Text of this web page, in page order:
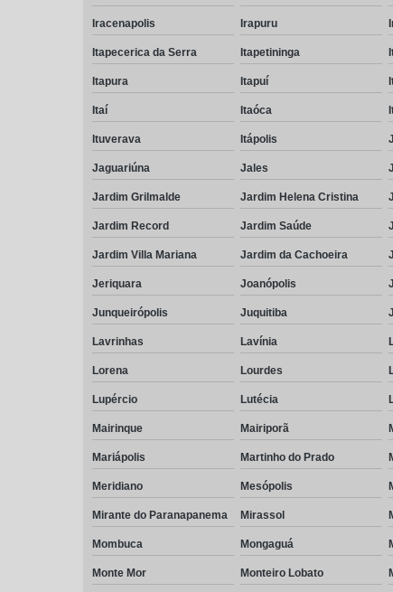
Iracenapolis Irapuru
Itapecerica da Serra Itapetininga
Itapura Itapuí
Itaí Itaóca
Ituverava Itápolis
Jaguariúna Jales
Jardim Grilmalde Jardim Helena Cristina
Jardim Record Jardim Saúde
Jardim Villa Mariana Jardim da Cachoeira
Jeriquara Joanópolis
Junqueirópolis Juquitiba
Lavrinhas Lavínia
Lorena Lourdes
Lupércio Lutécia
Mairinque Mairiporã
Mariápolis Martinho do Prado
Meridiano Mesópolis
Mirante do Paranapanema Mirassol
Mombuca Mongaguá
Monte Mor Monteiro Lobato